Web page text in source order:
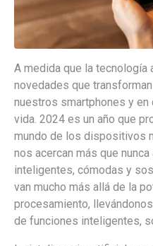
A medida que la tecnología
novedades que
nuestros smartphones y
vida. 2024 es un año que
mundo de los dispositivos
nos acercan más que
inteligentes, cómodas y
van mucho más allá de la
procesamiento,
de funciones inteligentes,